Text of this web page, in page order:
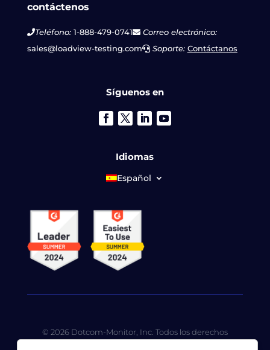
contáctenos
Teléfono:1-888-479-0741
Correo electrónico:
sales@loadview-testing.com
Soporte: Contáctanos
Síguenos en
Idiomas
Español
© 2026 Dotcom-Monitor, Inc. Todos los derechos